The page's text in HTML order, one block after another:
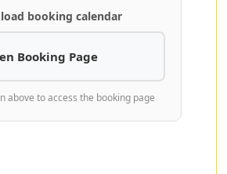
booking calendar
Booking Page
above to access the booking page